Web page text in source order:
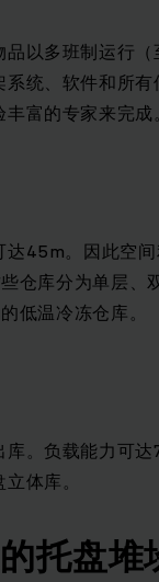
以多班制运行
统、软件和所
富的专家来完成
45m。因此空
仓库分为单层、
低温冷冻仓库。
。负载能力可
体库。
托盘堆